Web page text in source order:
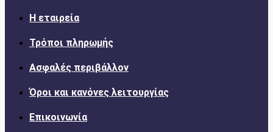
Η εταιρεία
Τρόποι πληρωμής
Ασφαλές περιβάλλον
Όροι και κανόνες λειτουργίας
Επικοινωνία